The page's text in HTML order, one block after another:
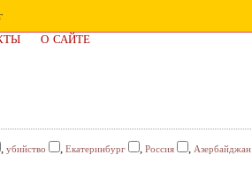
О САЙТЕ
, убийство , Екатеринбург , Россия , Азербайджан